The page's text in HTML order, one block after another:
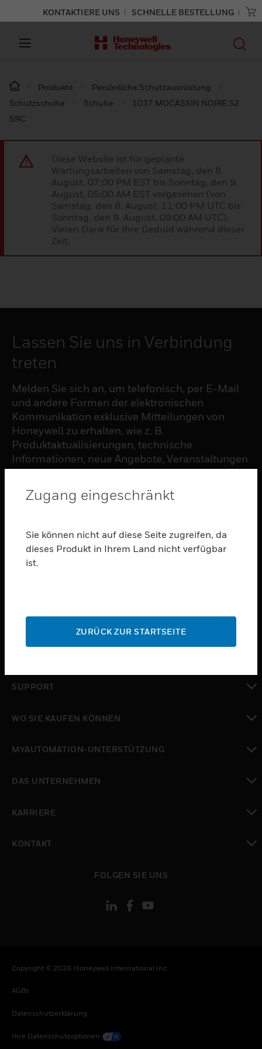
KONTAKTIERE UNS SCHNELLE BESTELLUNG
Produkte
Persönliche Schutzausrüstung
Schutzschuhe
Schuhe
1037 MOCASSIN NOIRE S2
SRC
Diese Website ist für geplante
Wartungsarbeiten von Samstag, den 8.
August, 07:00 PM EST bis Sonntag, den 9.
August, 05:00 AM EST vorgesehen (von
Samstag, den 8. August, 11:00 PM UTC bis
Sonntag, den 9. August, 09:00 AM UTC).
Vielen Dank für Ihre Geduld während dieser
Zeit.
Lassen Sie uns in Verbindung
treten
Melden Sie sich an, um telefonisch, per E-Mail
und andere Formen der elektronischen
Kommunikation exklusive Mitteilungen von
Honeywell zu erhalten, wie z. B.
Produktaktualisierungen, technische
Informationen, neue Angebote, Veranstaltungen
und Neuigkeiten, Umfragen, Sonderangebote
PRODUKTE
toggle view
toggle view
toggle view
SUPPORT
WO SIE KAUFEN KÖNNEN
MYAUTOMATION-UNTERSTÜTZUNG
DAS UNTERNEHMEN
KARRIERE
KONTAKT
FOLGEN SIE UNS
Copyright © 2026 Honeywell International Inc
AGBs
Datenschutzerklärung
Ihre Datenschutzoptionen
Zugang eingeschränkt
Sie können nicht auf diese Seite zugreifen, da
dieses Produkt in Ihrem Land nicht verfügbar
ist.
ZURÜCK ZUR STARTSEITE